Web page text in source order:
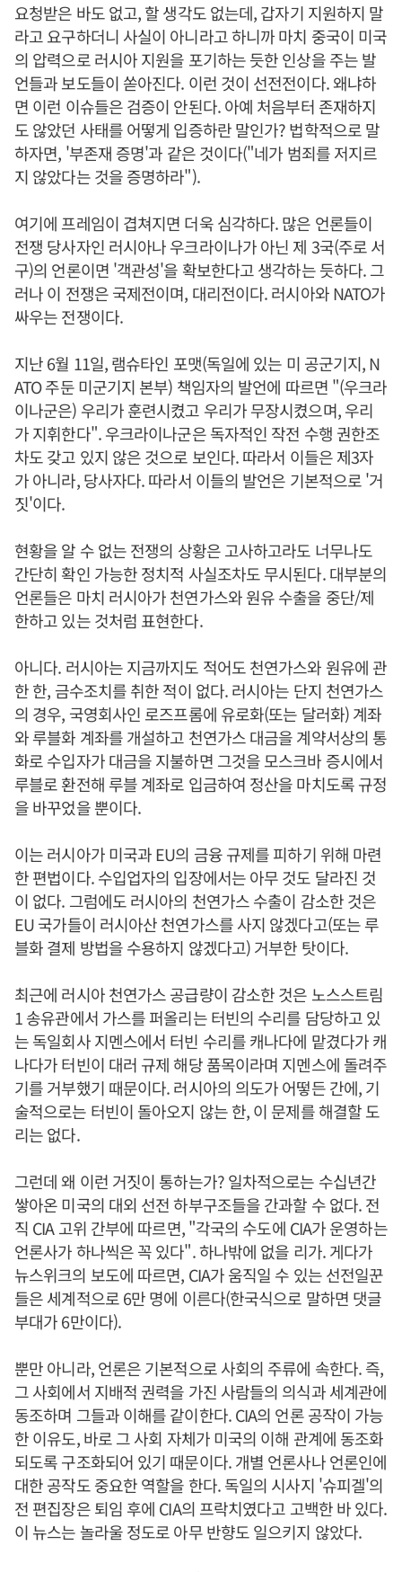
요청받은 바도 없고, 할 생각도 없는데, 갑자기 지원하지 말
라고 요구하더니 사실이 아니라고 하니까 마치 중국이 미국
의 압력으로 러시아 지원을 포기하는 듯한 인상을 주는 발
언들과 보도들이 쏟아진다. 이런 것이 선전전이다. 왜냐하
면 이런 이슈들은 검증이 안된다. 아예 처음부터 존재하지
도 않았던 사태를 어떻게 입증하란 말인가? 법학적으로 말
하자면, '부존재 증명'과 같은 것이다("네가 범죄를 저지르
지 않았다는 것을 증명하라").
여기에 프레임이 겹쳐지면 더욱 심각하다. 많은 언론들이
전쟁 당사자인 러시아나 우크라이나가 아닌 제 3국(주로 서
구)의 언론이면 '객관성'을 확보한다고 생각하는 듯하다. 그
러나 이 전쟁은 국제전이며, 대리전이다. 러시아와 NATO가
싸우는 전쟁이다.
지난 6월 11일, 램슈타인 포맷(독일에 있는 미 공군기지, N
ATO 주둔 미군기지 본부) 책임자의 발언에 따르면 "(우크라
이나군은) 우리가 훈련시켰고 우리가 무장시켰으며, 우리
가 지휘한다". 우크라이나군은 독자적인 작전 수행 권한조
차도 갖고 있지 않은 것으로 보인다. 따라서 이들은 제3자
가 아니라, 당사자다. 따라서 이들의 발언은 기본적으로 '거
짓'이다.
현황을 알 수 없는 전쟁의 상황은 고사하고라도 너무나도
간단히 확인 가능한 정치적 사실조차도 무시된다. 대부분의
언론들은 마치 러시아가 천연가스와 원유 수출을 중단/제
한하고 있는 것처럼 표현한다.
아니다. 러시아는 지금까지도 적어도 천연가스와 원유에 관
한 한, 금수조치를 취한 적이 없다. 러시아는 단지 천연가스
의 경우, 국영회사인 로즈프롬에 유로화(또는 달러화) 계좌
와 루블화 계좌를 개설하고 천연가스 대금을 계약서상의 통
화로 수입자가 대금을 지불하면 그것을 모스크바 증시에서
루블로 환전해 루블 계좌로 입금하여 정산을 마치도록 규정
을 바꾸었을 뿐이다.
이는 러시아가 미국과 EU의 금융 규제를 피하기 위해 마련
한 편법이다. 수입업자의 입장에서는 아무 것도 달라진 것
이 없다. 그럼에도 러시아의 천연가스 수출이 감소한 것은
EU 국가들이 러시아산 천연가스를 사지 않겠다고(또는 루
블화 결제 방법을 수용하지 않겠다고) 거부한 탓이다.
최근에 러시아 천연가스 공급량이 감소한 것은 노스스트림
1 송유관에서 가스를 퍼올리는 터빈의 수리를 담당하고 있
는 독일회사 지멘스에서 터빈 수리를 캐나다에 맡겼다가 캐
나다가 터빈이 대러 규제 해당 품목이라며 지멘스에 돌려주
기를 거부했기 때문이다. 러시아의 의도가 어떻든 간에, 기
술적으로는 터빈이 돌아오지 않는 한, 이 문제를 해결할 도
리는 없다.
그런데 왜 이런 거짓이 통하는가? 일차적으로는 수십년간
쌓아온 미국의 대외 선전 하부구조들을 간과할 수 없다. 전
직 CIA 고위 간부에 따르면, "각국의 수도에 CIA가 운영하는
언론사가 하나씩은 꼭 있다". 하나밖에 없을 리가. 게다가
뉴스위크의 보도에 따르면, CIA가 움직일 수 있는 선전일꾼
들은 세계적으로 6만 명에 이른다(한국식으로 말하면 댓글
부대가 6만이다).
뿐만 아니라, 언론은 기본적으로 사회의 주류에 속한다. 즉,
그 사회에서 지배적 권력을 가진 사람들의 의식과 세계관에
동조하며 그들과 이해를 같이한다. CIA의 언론 공작이 가능
한 이유도, 바로 그 사회 자체가 미국의 이해 관계에 동조화
되도록 구조화되어 있기 때문이다. 개별 언론사나 언론인에
대한 공작도 중요한 역할을 한다. 독일의 시사지 '슈피겔'의
전 편집장은 퇴임 후에 CIA의 프락치였다고 고백한 바 있다.
이 뉴스는 놀라울 정도로 아무 반향도 일으키지 않았다.